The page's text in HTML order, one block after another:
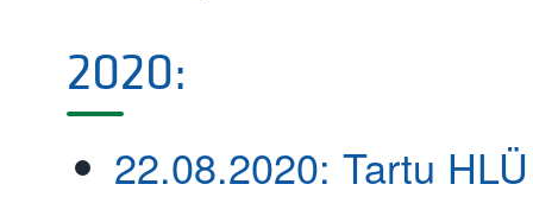
2020:
22.08.2020: Tartu